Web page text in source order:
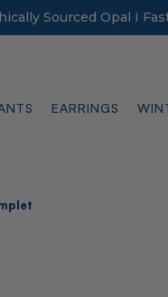
Sourced Opal I
EARRINGS